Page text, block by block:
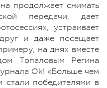
продолжает снимать
передачи, дает
устраивает
и даже посещает
на днях вместе
Топаловым Регина
Ok! «Больше чем
стали победителями в